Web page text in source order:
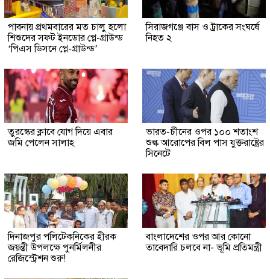
পাবনায় প্রথমবারের মত চালু হলো
শিশুদের সফট ইনডোর প্লে-গ্রাউন্ড
‘পিএস ডিসনে প্লে-গ্রাউন্ড’
সিরাজগঞ্জে বাস ও ট্রাকের সংঘর্ষে
নিহত ২
তুরস্কের ক্লাবে যোগ দিয়ে এবার
জমি পেলেন সালাহ
ভারত-চীনের ওপর ১০০ শতাংশ
শুল্ক আরোপের বিল পাস যুক্তরাষ্ট্রের
সিনেটে
দিনাজপুর পলিটেকনিকের হীরক
জয়ন্তী উপলক্ষে পুনর্মিলনীর
রেজিস্ট্রেশন শুরু!
বাংলাদেশের ওপর আর কোনো
তাবেদারি চলবে না- ভূমি প্রতিমন্ত্রী